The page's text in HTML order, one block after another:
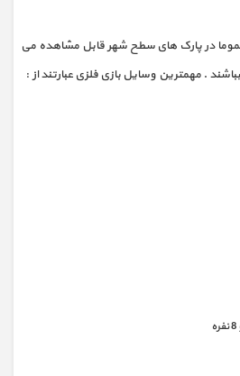
در پارک های سطح شهر قابل مشاهده می
. مهمترین وسایل بازی فلزی عبارتند از :